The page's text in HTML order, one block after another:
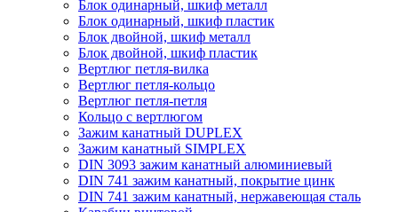
Блок одинарный, шкиф металл
Блок одинарный, шкиф пластик
Блок двойной, шкиф металл
Блок двойной, шкиф пластик
Вертлюг петля-вилка
Вертлюг петля-кольцо
Вертлюг петля-петля
Кольцо с вертлюгом
Зажим канатный DUPLEX
Зажим канатный SIMPLEX
DIN 3093 зажим канатный алюминиевый
DIN 741 зажим канатный, покрытие цинк
DIN 741 зажим канатный, нержавеющая сталь